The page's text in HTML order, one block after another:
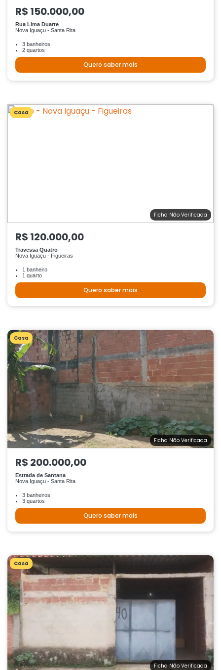
R$ 150.000,00
Rua Lima Duarte
Nova Iguaçu - Santa Rita
3 banheiros
2 quartos
Quero saber mais
Casa
Ficha Não Verificada
R$ 120.000,00
Travessa Quatro
Nova Iguaçu - Figueiras
1 banheiro
1 quarto
Quero saber mais
Casa
Ficha Não Verificada
R$ 200.000,00
Estrada de Santana
Nova Iguaçu - Santa Rita
3 banheiros
3 quartos
Quero saber mais
Casa
Ficha Não Verificada